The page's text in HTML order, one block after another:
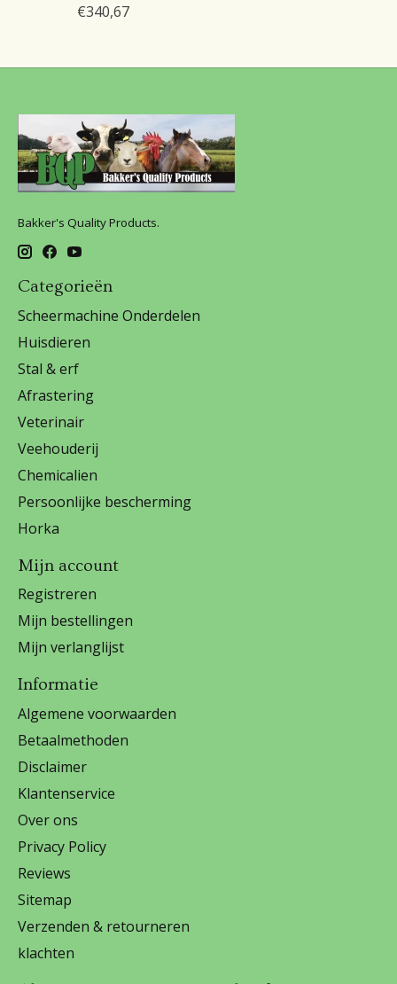
€340,67
Bakker's Quality Products.
Categorieën
Scheermachine Onderdelen
Huisdieren
Stal & erf
Afrastering
Veterinair
Veehouderij
Chemicalien
Persoonlijke bescherming
Horka
Mijn account
Registreren
Mijn bestellingen
Mijn verlanglijst
Informatie
Algemene voorwaarden
Betaalmethoden
Disclaimer
Klantenservice
Over ons
Privacy Policy
Reviews
Sitemap
Verzenden & retourneren
klachten